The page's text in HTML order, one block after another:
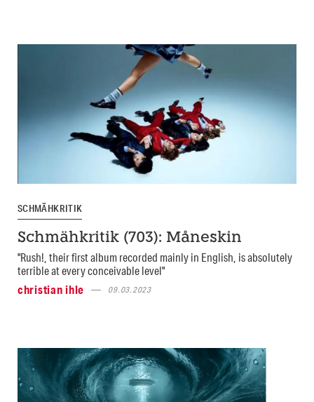
SCHMÄHKRITIK
Schmähkritik (703): Måneskin
"Rush!, their first album recorded mainly in English, is absolutely
terrible at every conceivable level"
christian ihle
09.03.2023